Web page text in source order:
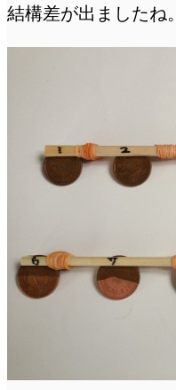
結構差が出ましたね。